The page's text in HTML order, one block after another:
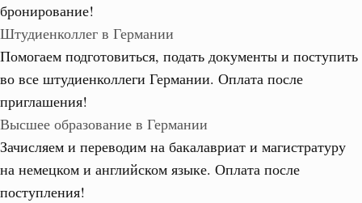
бронирование!
Штудиенколлег в Германии
Помогаем подготовиться, подать документы и поступить
во все штудиенколлеги Германии. Оплата после
приглашения!
Высшее образование в Германии
Зачисляем и переводим на бакалавриат и магистратуру
на немецком и английском языке. Оплата после
поступления!